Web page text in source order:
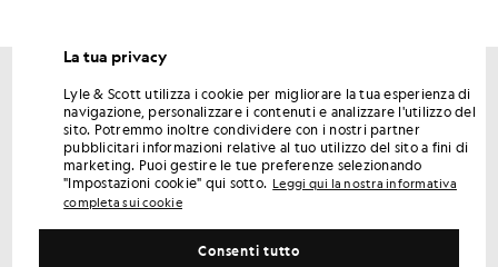
Ottieni uno sconto del 15% sul tuo primo ordine
Iscriviti per ricevere offerte riservate ai soci, accesso anticipato
e premi.
Indirizzo e-mail
La tua privacy
Lyle & Scott utilizza i cookie per migliorare la tua esperienza di
navigazione, personalizzare i contenuti e analizzare l'utilizzo del
sito. Potremmo inoltre condividere con i nostri partner
pubblicitari informazioni relative al tuo utilizzo del sito a fini di
marketing. Puoi gestire le tue preferenze selezionando
"Impostazioni cookie" qui sotto. Leggi qui la nostra informativa
completa sui cookie
Consenti tutto